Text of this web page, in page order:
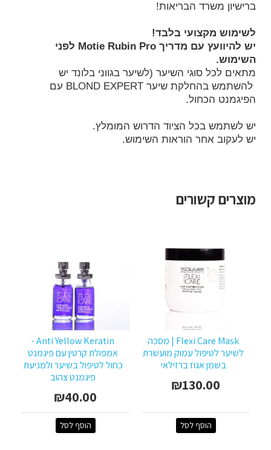
מוצרים קשורים
Flexi Care Mask | מסכה
לשיער לטיפול עמוק מועשרת
בשמן אגוז ברזילאי
₪130.00
הוסף לסל
Anti Yellow Keratin -
אמפולת קרטין עם פיגמנט
כחול לטיפול בשיער ולמניעת
פיגמנט צהוב
₪40.00
הוסף לסל
ברישיון משרד הבריאות!
לשימוש מקצועי בלבד!
יש להיוועץ עם מדריך Motie Rubin Pro לפני
השימוש.
מתאים לכל סוגי השיער (לשיער בגווני בלונד יש
להשתמש ב
החלקת שיער BLOND EXPERT עם
הפיגמנט הכחול.
יש לשתמש בכל הציוד הדרוש המומלץ.
יש לעקוב אחר הוראות השימוש.